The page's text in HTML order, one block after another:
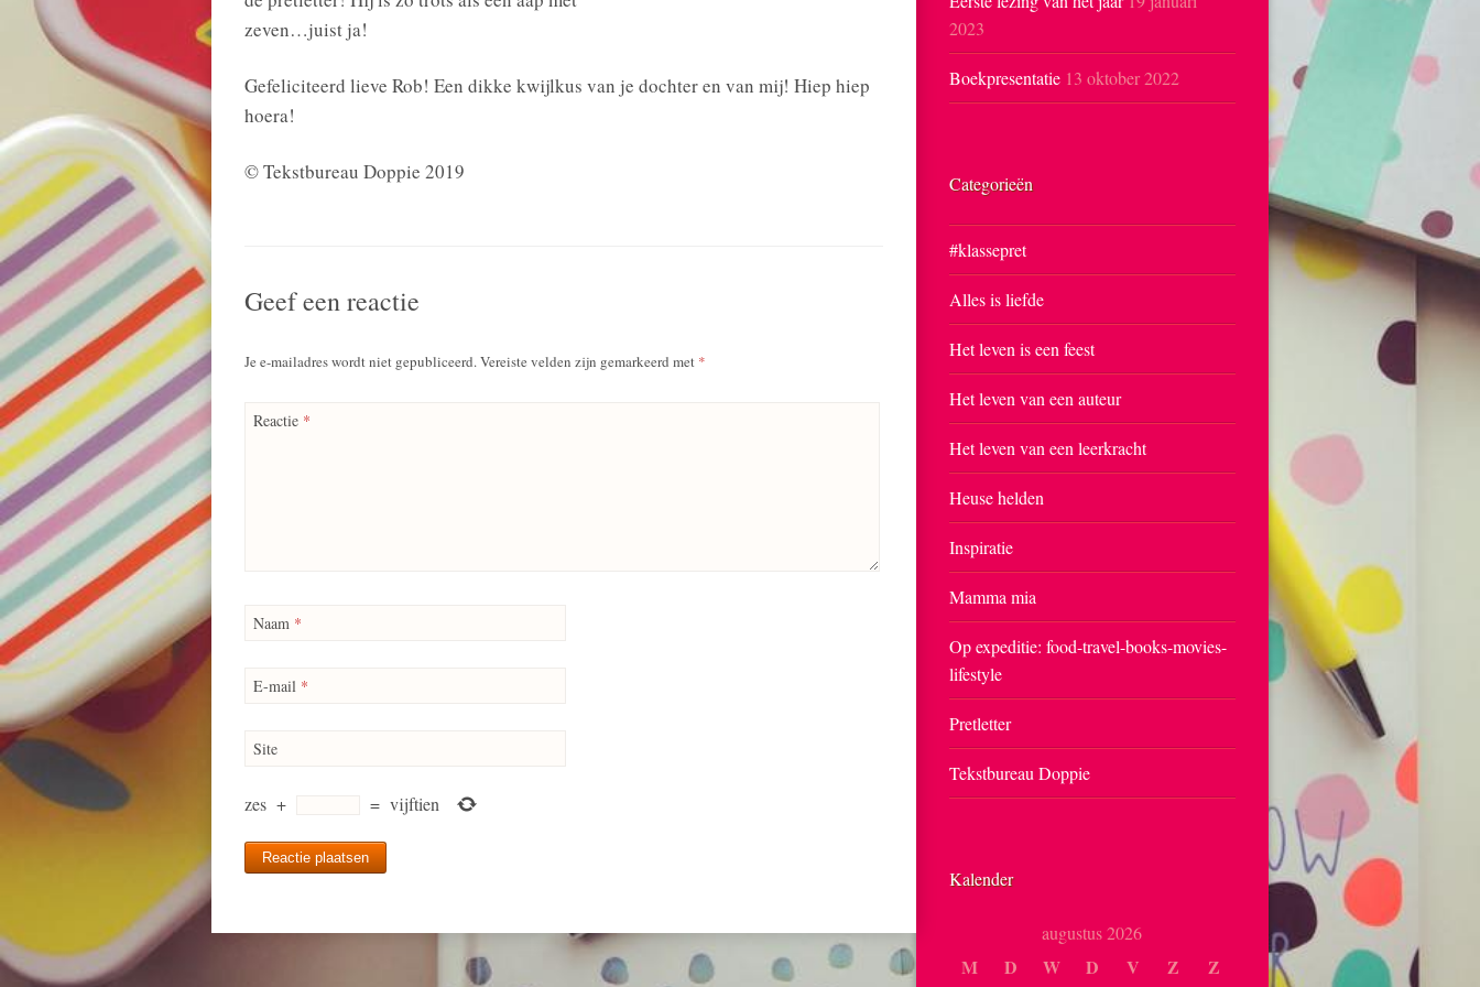
zeven…juist ja!
Gefeliciteerd lieve Rob! Een dikke kwijlkus van je dochter en van mij! Hiep hiep
hoera!
© Tekstbureau Doppie 2019
Geef een reactie
Je e-mailadres wordt niet gepubliceerd.Vereiste velden zijn gemarkeerd met *
Reactie *
Naam *
E-mail *
Site
zes + = vijftien
2023
Boekpresentatie 13 oktober 2022
Categorieën
#klassepret
Alles is liefde
Het leven is een feest
Het leven van een auteur
Het leven van een leerkracht
Heuse helden
Inspiratie
Mamma mia
Op expeditie: food-travel-books-movies-
lifestyle
Pretletter
Tekstbureau Doppie
Kalender
augustus 2026
M D W D V Z Z